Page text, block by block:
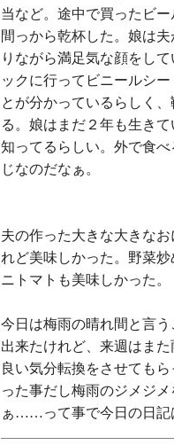
当など。途中で買ったビ
間っから乾杯した。娘は
りながら満足気な顔をし
ックに行ってビニールシ
とが分かっているらしく
る。娘はまだ２年も生き
知ってるらしい。外で食
じなのだなぁ。
夫の作った大きな大きな
れど美味しかった。野菜
ニトマトも美味しかった。
今日は梅雨の晴れ間と言
出来たけれど、来週はま
良い気分転換をさせても
った事だし梅雨のジメジ
ぁ……って事で今日の日記